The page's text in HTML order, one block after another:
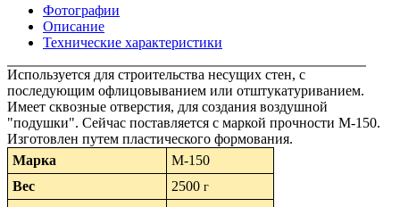
Фотографии
Описание
Технические характеристики
Используется для строительства несущих стен, с
последующим офлицовыванием или отштукатуриванием.
Имеет сквозные отверстия, для создания воздушной
"подушки". Сейчас поставляется с маркой прочности М-150.
Изготовлен путем пластического формования.
Марка
М-150
Вес
2500 г